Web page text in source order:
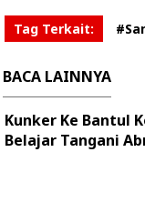
Tag Terkait:
BACA LAINNYA
Kunker Ke Bantul
Belajar Tangani